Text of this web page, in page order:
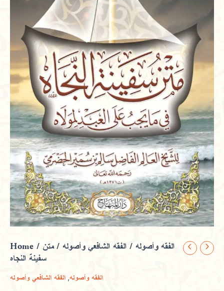
Home / الفقه وأصوله / الفقه الشافعي وأصوله / متن
سفينة النجاه
الفقه وأصوله, الفقه الشافعي وأصوله
متن
سفينة
quantity